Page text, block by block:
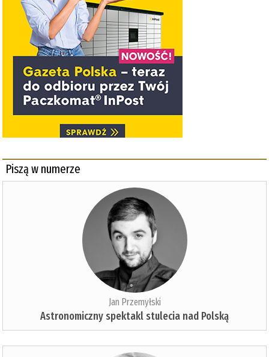
Piszą w numerze
Jan Przemyłski
Astronomiczny spektakl stulecia nad Polską